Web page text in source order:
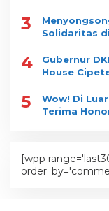
3
Solidaritas
4
Gubernur
House
5
Wow! Di
Terima
[wpp